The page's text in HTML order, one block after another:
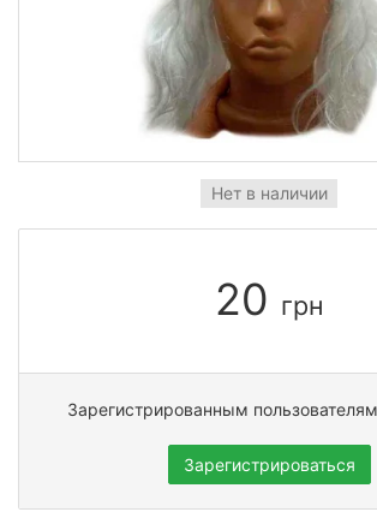
Нет в наличии
20 грн
Зарегистрированным пользователям
Зарегистрироваться